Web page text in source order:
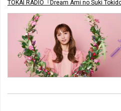
TOKAI RADIO『Dream Ami no Suki